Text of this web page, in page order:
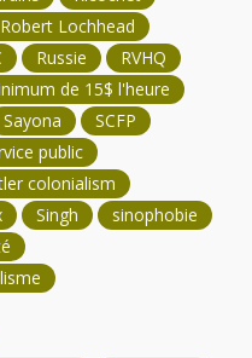
Robert Lochhead
Russie
RVHQ
de 15$ l'heure
Sayona
SCFP
public
colonialism
Singh
sinophobie